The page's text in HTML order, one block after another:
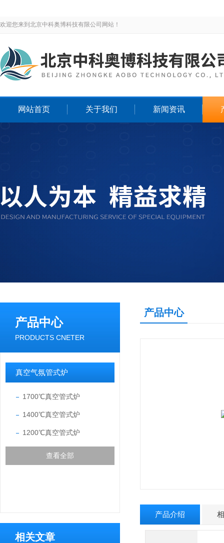
欢迎您来到北京中科奥博科技有限公司网站！
网站首页 关于我们 新闻资讯
产品中心
PRODUCTS CNETER
真空气氛管式炉
1700℃真空管式炉
1400℃真空管式炉
1200℃真空管式炉
查看全部
相关文章
产品中心
产品介绍